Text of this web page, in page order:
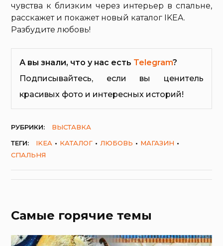
чувства к близким через интерьер в спальне,
расскажет и покажет новый каталог IKEA.
Разбудите любовь!
А вы знали, что у нас есть Telegram?
Подписывайтесь, если вы ценитель
красивых фото и интересных историй!
РУБРИКИ:
ВЫСТАВКА
ТЕГИ:
IKEA КАТАЛОГ ЛЮБОВЬ
МАГАЗИН
СПАЛЬНЯ
Самые горячие темы